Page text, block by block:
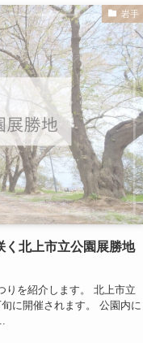
岩手
く北上市立公園展勝地
りを紹介します。 北上市立
に開催されます。 公園内に